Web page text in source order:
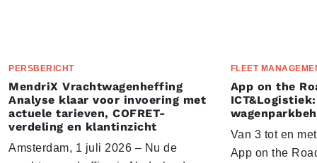
PERSBERICHT
MendriX Vrachtwagenheffing
Analyse klaar voor invoering met
actuele tarieven, COFRET-
verdeling en klantinzicht
Amsterdam, 1 juli 2026 – Nu de
FLEET
App on the
Van 3 tot en
App on the